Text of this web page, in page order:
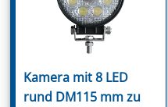
Kamera mit 8 LED
rund DM115 mm zu